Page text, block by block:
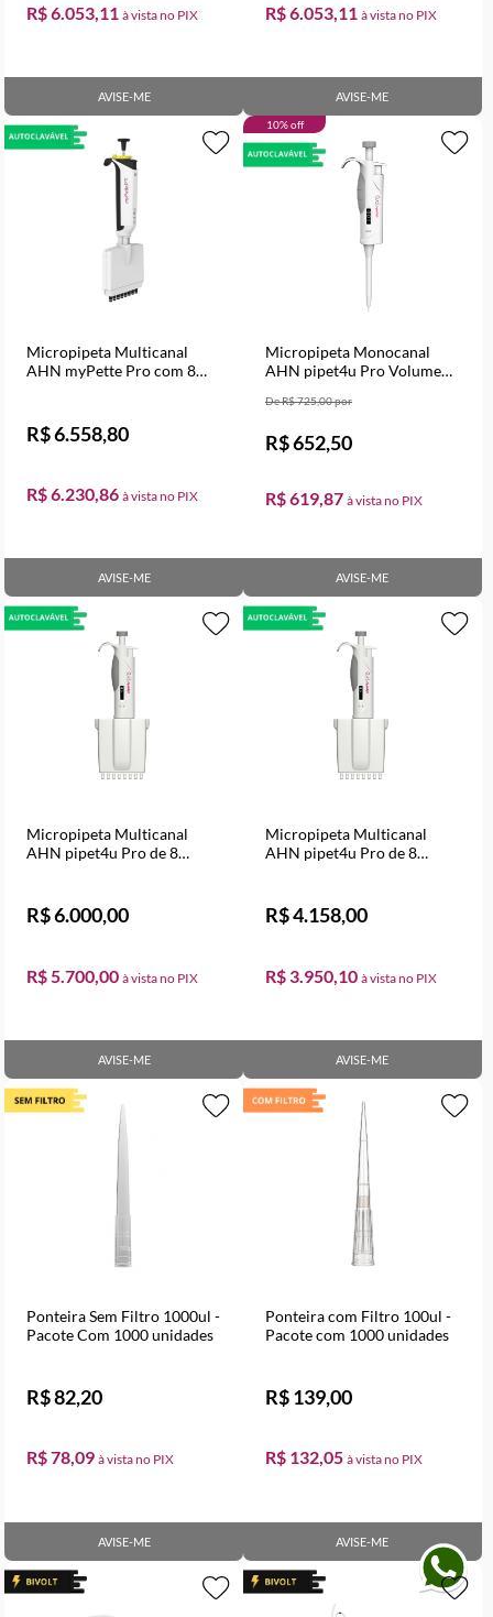
R$ 6.053,11
AVISE-ME
R$ 6.053,11
AVISE-ME
Micropipeta Multicanal
AHN myPette Pro com 8
R$ 6.230,86
R$ 6.558,80
AVISE-ME
10% off
Micropipeta Monocanal
AHN pipet4u Pro Volume
R$ 619,87
R$ 725,00
R$ 652,50
AVISE-ME
Micropipeta Multicanal
AHN pipet4u Pro de 8
R$ 5.700,00
R$ 6.000,00
AVISE-ME
Micropipeta Multicanal
AHN pipet4u Pro de 8
R$ 3.950,10
R$ 4.158,00
AVISE-ME
Ponteira Sem Filtro 1000ul -
Pacote Com 1000 unidades
R$ 78,09
R$ 82,20
AVISE-ME
Ponteira com Filtro 100ul -
Pacote com 1000 unidades
R$ 132,05
R$ 139,00
AVISE-ME